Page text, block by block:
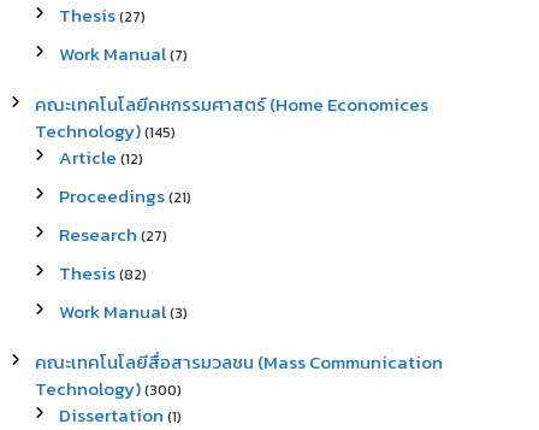
Thesis(27)
Work Manual(7)
คณะเทคโนโลยีคหกรรมศาสตร์ (Home Economices
Technology)(145)
Article (12)
Proceedings(21)
Research (27)
Thesis(82)
Work Manual(3)
คณะเทคโนโลยีสื่อสารมวลชน (Mass Communication
Technology)(300)
Dissertation (1)